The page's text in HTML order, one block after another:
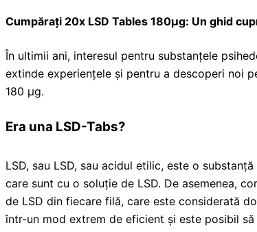
Cumpărați 20x LSD Tables 180μg: Un ghid
În ultimii ani, interesul pentru substanțele
extinde experiențele și pentru a descoperi noi
180 μg.
Era una LSD-Tabs?
LSD, sau LSD, sau acidul etilic, este o
care sunt cu o soluție de LSD. De asemenea,
de LSD din fiecare filă, care este considerată
într-un mod extrem de eficient și este posibil